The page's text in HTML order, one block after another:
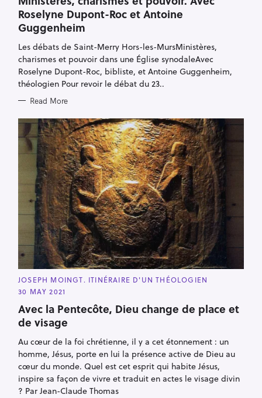
E
G
O
R
E
S
Roselyne Dupont-Roc et Antoine
Guggenheim
Les débats de Saint-Merry Hors-les-MursMinistères,
charismes et pouvoir dans une Église synodaleAvec
Roselyne Dupont-Roc, bibliste, et Antoine Guggenheim,
théologien Pour revoir le débat du 23..
Read More
C
T
G
O
R
E
S
JOSEPH MOINGT. ITINÉRAIRE D'UN THÉOLOGIEN
30 MAY 2021
Avec la Pentecôte, Dieu change de place et
de visage
Au cœur de la foi chrétienne, il y a cet étonnement : un
homme, Jésus, porte en lui la présence active de Dieu au
cœur du monde. Quel est cet esprit qui habite Jésus,
inspire sa façon de vivre et traduit en actes le visage divin
? Par Jean-Claude Thomas